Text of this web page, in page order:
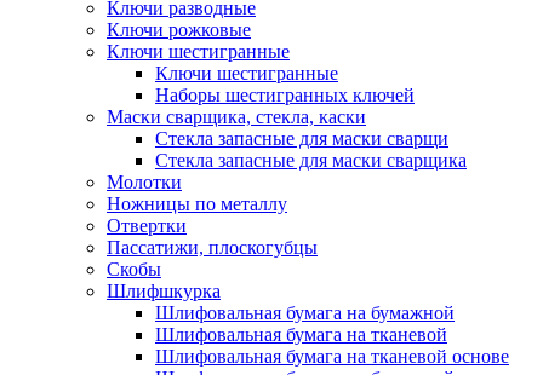
Ключи разводные
Ключи рожковые
Ключи шестигранные
Ключи шестигранные
Наборы шестигранных ключей
Маски сварщика, стекла, каски
Стекла запасные для маски сварщи
Стекла запасные для маски сварщика
Молотки
Ножницы по металлу
Отвертки
Пассатижи, плоскогубцы
Скобы
Шлифшкурка
Шлифовальная бумага на бумажной
Шлифовальная бумага на тканевой
Шлифовальная бумага на тканевой основе